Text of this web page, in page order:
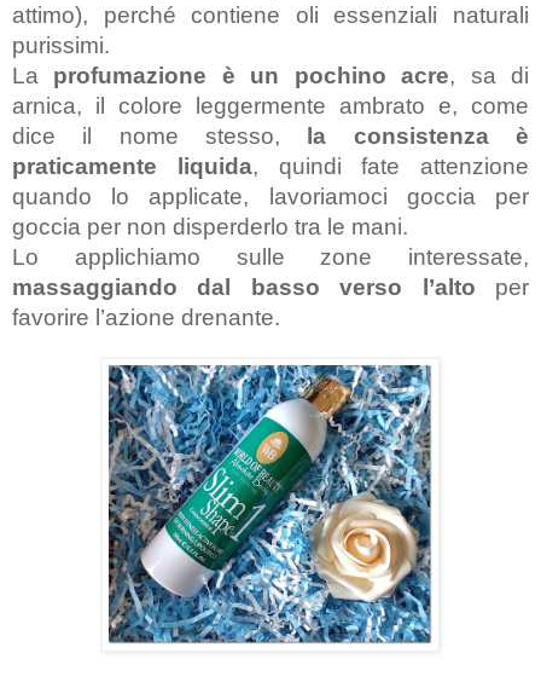
attimo), perché contiene oli essenziali naturali
purissimi.
La profumazione è un pochino acre, sa di
arnica, il colore leggermente ambrato e, come
dice il nome stesso,
la consistenza è
praticamente liquida, quindi fate attenzione
quando lo applicate, lavoriamoci goccia per
goccia per non disperderlo tra le mani.
Lo applichiamo sulle zone interessate,
massaggiando dal basso verso l’alto per
favorire l’azione drenante.